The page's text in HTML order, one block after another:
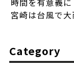
時間を有意義に
宮崎は台風で
Category